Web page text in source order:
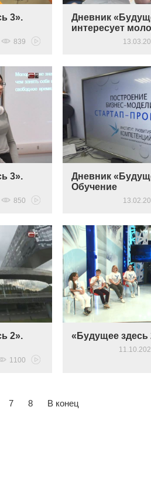
3».
839
Дневник
интересует
3».
850
Дневник
Обучение
2».
1100
«Будущее здесь
7 8 В конец